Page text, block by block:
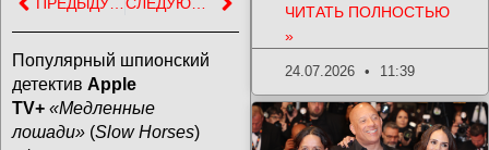
Популярный шпионский
детектив Apple
TV+ «Медленные
лошади» (Slow Horses)
ЧИТАТЬ ПОЛНОСТЬЮ
»
24.07.2026 11:39